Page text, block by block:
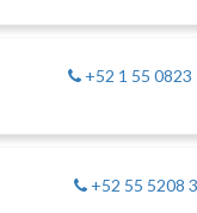
+52 1 55 0823
+52 55 5208